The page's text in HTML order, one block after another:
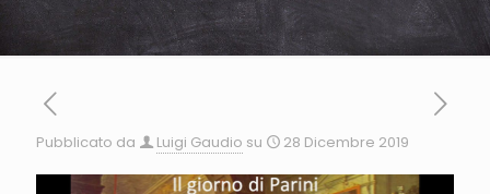
Pubblicato da Luigi Gaudio su 28 Dicembre 2019